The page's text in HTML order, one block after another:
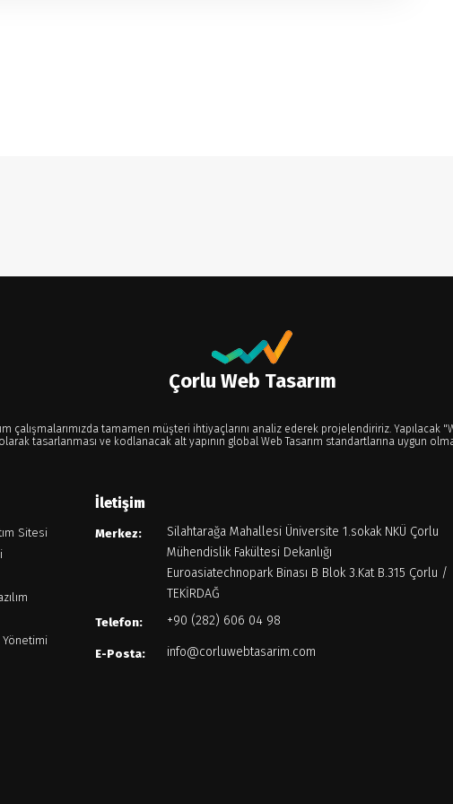
Çorlu Web Tasarım
çalışmalarımızda tamamen müşteri ihtiyaçlarını analiz ederek projelendiririz. Yapılacak
tasarlanması ve kodlanacak alt yapının global Web Tasarım standartlarına uygun
Sitesi
İletişim
Merkez:
Silahtarağa Mahallesi Üniversite 1.sokak NKÜ Çorlu
Mühendislik Fakültesi Dekanlığı
Euroasiatechnopark Binası B Blok 3.Kat B.315 Çorlu /
TEKİRDAĞ
Telefon: +90 (282) 606 04 98
E-Posta: info@corluwebtasarim.com